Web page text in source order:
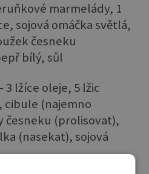
marmelády, 1
sojová omáčka světlá,
česneku
bílý, sůl
3 lžíce oleje, 5 lžic
cibule (najemno
česneku (prolisovat),
(nasekat), sojová